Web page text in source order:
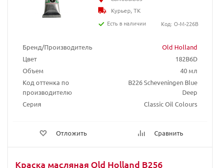
Бренд/Производитель
Old Holland
Цвет
182B6D
Объем
40 мл
Код оттенка по
производителю
B226 Scheveningen Blue
Deep
Серия
Classic Oil Colours
Отложить Сравнить
Курьер, ТК
Есть в наличии
Код: O-M-226B
Краска масляная Old Holland B256